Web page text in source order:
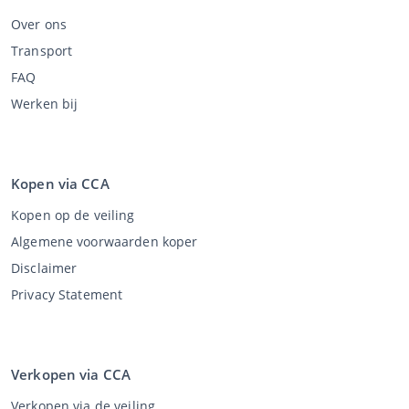
Over ons
Transport
FAQ
Werken bij
Kopen via CCA
Kopen op de veiling
Algemene voorwaarden koper
Disclaimer
Privacy Statement
Verkopen via CCA
Verkopen via de veiling